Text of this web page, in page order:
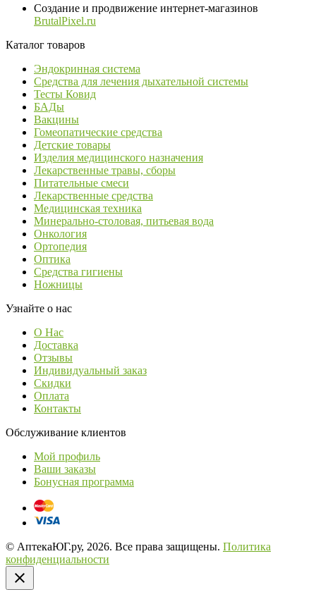
Создание и продвижение интернет-магазинов
BrutalPixel.ru
Каталог товаров
Эндокринная система
Средства для лечения дыхательной системы
Тесты Ковид
БАДы
Вакцины
Гомеопатические средства
Детские товары
Изделия медицинского назначения
Лекарственные травы, сборы
Питательные смеси
Лекарственные средства
Медицинская техника
Минерально-столовая, питьевая вода
Онкология
Ортопедия
Оптика
Средства гигиены
Ножницы
Узнайте о нас
О Нас
Доставка
Отзывы
Индивидуальный заказ
Скидки
Оплата
Контакты
Обслуживание клиентов
Мой профиль
Ваши заказы
Бонусная программа
© АптекаЮГ.ру, 2026. Все права защищены. Политика
конфиденциальности